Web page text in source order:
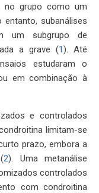
no grupo como um
subanálises
um subgrupo de
a grave (1). Até
estudaram o
em combinação à
e controlados
limitam-se
prazo, embora a
2). Uma metanálise
controlados
com condroitina